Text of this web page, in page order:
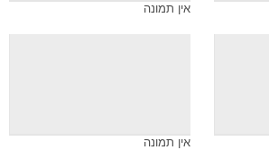
אין תמונה
אין תמונה